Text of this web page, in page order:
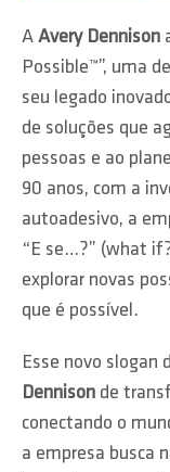
A Avery Dennison
Possible™”, uma
seu legado
de soluções que
pessoas e ao
90 anos, com a
autoadesivo, a
“E se…?” (what
explorar novas
que é possível.
Esse novo slogan
Dennison de
conectando o
a empresa busca